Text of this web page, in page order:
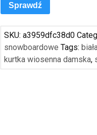
Sprawdź
SKU:a3959dfc38d0
snowboardowe Tags:
kurtka wiosenna damska,